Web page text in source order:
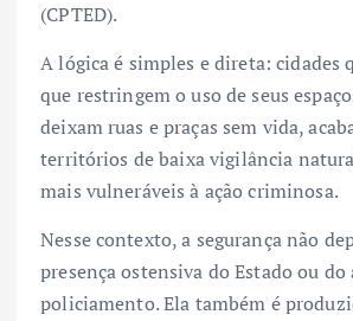
(CPTED).
A lógica é simples e direta: cidades
que restringem o uso de seus
deixam ruas e praças sem vida,
territórios de baixa vigilância
mais vulneráveis à ação criminosa.
Nesse contexto, a segurança não
presença ostensiva do Estado ou
policiamento. Ela também é